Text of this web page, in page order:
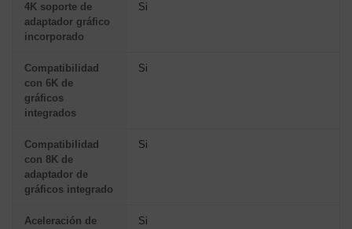
4K soporte de
adaptador gráfico
incorporado
Si
Compatibilidad
con 6K de
gráficos
integrados
Si
Compatibilidad
con 8K de
adaptador de
gráficos integrado
Si
Aceleración de
Si